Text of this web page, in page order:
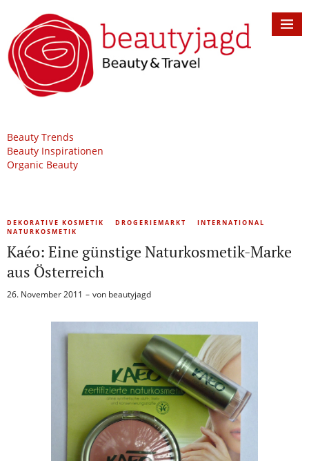
Beauty Trends
Beauty Inspirationen
Organic Beauty
DEKORATIVE KOSMETIK DROGERIEMARKT
INTERNATIONAL
NATURKOSMETIK
Kaéo: Eine günstige Naturkosmetik-Marke
aus Österreich
26. November 2011 von beautyjagd